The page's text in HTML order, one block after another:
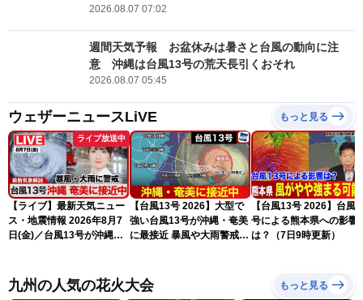
2026.08.07 07:02
週間天気予報 お盆休みは暑さと台風の動向に注
意 沖縄は台風13号の荒天長引くおそれ
2026.08.07 05:45
ウェザーニュースLiVE もっと見る
ライブ放送中
【ライブ】最新天気ニュー
ス・地震情報 2026年8月7
日(金)／台風13号が沖縄・
ュースLiVEコーヒータイ
ム・江川清音／有賀哲夫〉
【台風13号 2026】大型で
強い台風13号が沖縄・奄美
に最接近 暴風や大雨警戒
【台風13号 2026】台風
号による熊本県への影響
は？（7日9時更新）
九州の人気の花火大会 もっと見る